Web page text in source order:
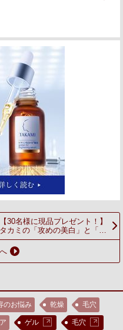
【30名様に現品プレゼント！】
タカミの「攻めの美白」と「守
りのUV」で、内側から澄みわ
たるような透明感を。
のお悩み 乾燥 毛穴
ゲル 毛穴